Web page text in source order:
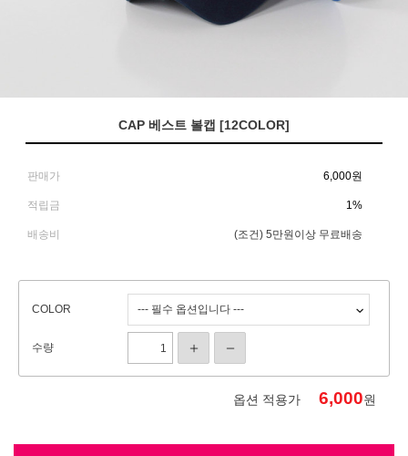
CAP 베스트 볼캡 [12COLOR]
판매가 6,000원
적립금 1%
배송비 (조건) 5만원이상 무료배송
COLOR
수량
옵션 적용가 6,000원